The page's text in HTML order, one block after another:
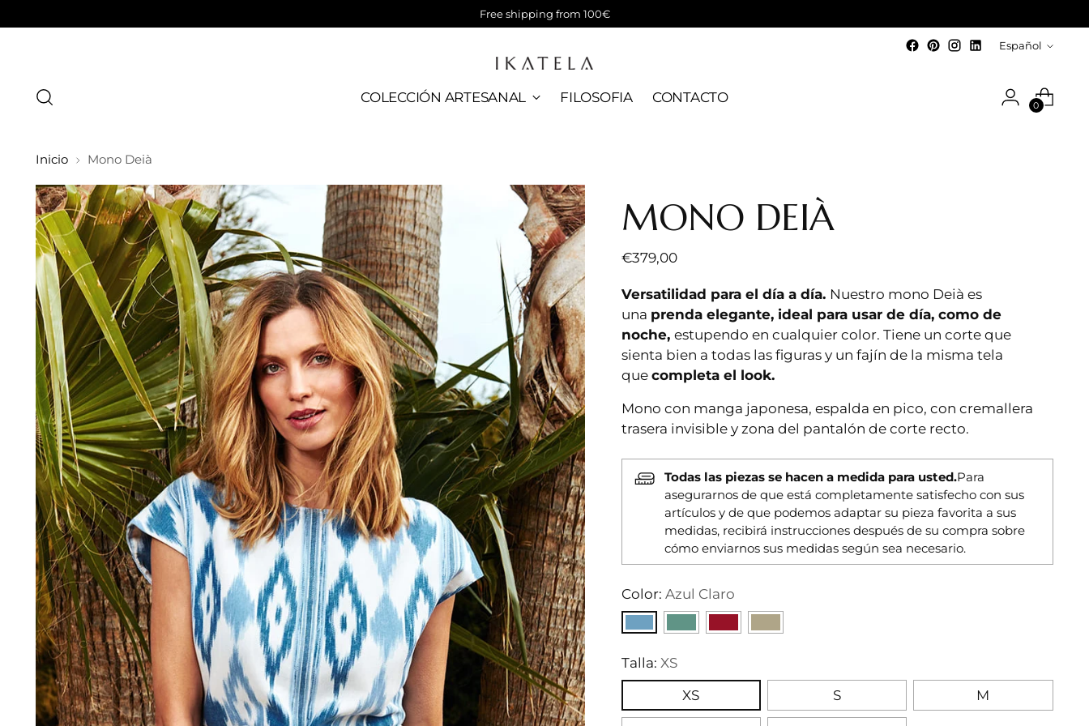
Free shipping from 100€
idioma
Español
COLECCIÓN ARTESANAL FILOSOFIA CONTACTO
0
Inicio Mono Deià
MONO DEIÀ
Precio
€379,00
Versatilidad para el día a día. Nuestro mono Deià es
una prenda elegante, ideal para usar de día, como de
noche, estupendo en cualquier color. Tiene un corte que
sienta bien a todas las figuras y un fajín de la misma tela
que completa el look.
Mono con manga japonesa, espalda en pico, con cremallera
trasera invisible y zona del pantalón de corte recto.
Todas las piezas se hacen a medida para usted.Para
asegurarnos de que está completamente satisfecho con sus
artículos y de que podemos adaptar su pieza favorita a sus
medidas, recibirá instrucciones después de su compra sobre
cómo enviarnos sus medidas según sea necesario.
Color: Azul Claro
Talla: XS
XS
S M